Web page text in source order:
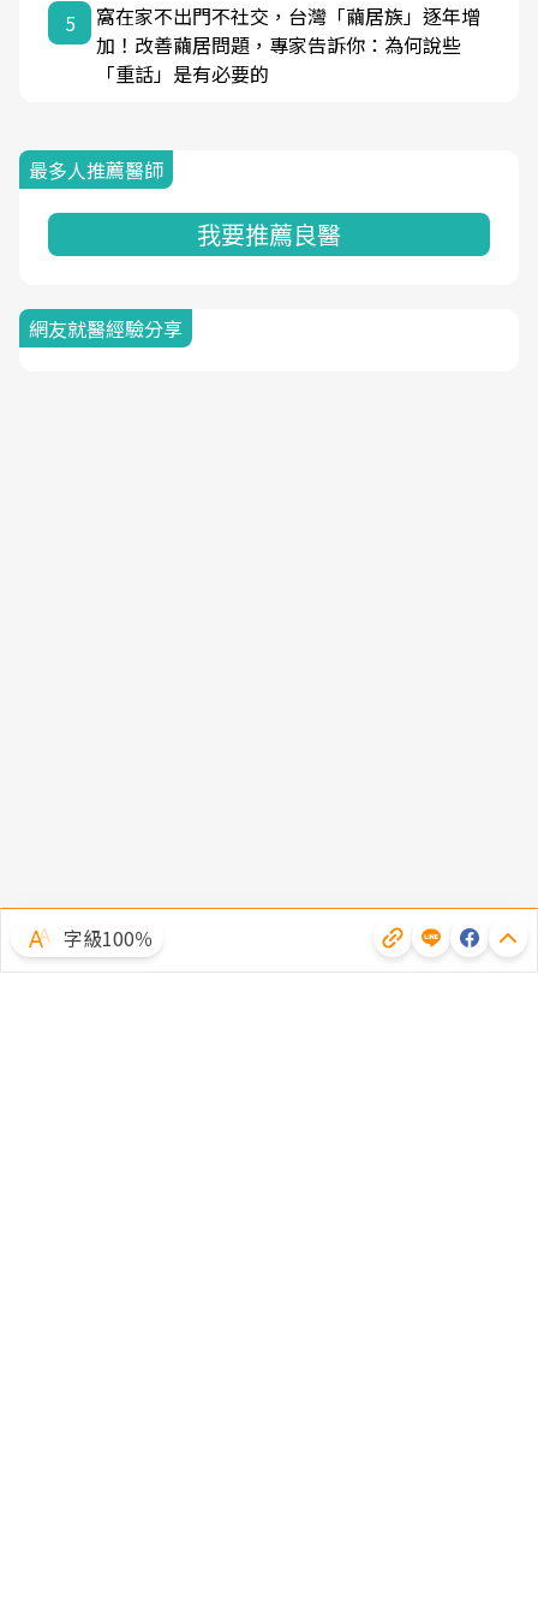
5
窩在家不出門不社交，台灣「繭居族」逐年增
加！改善繭居問題，專家告訴你：為何說些
「重話」是有必要的
最多人推薦醫師
我要推薦良醫
網友就醫經驗分享
字級100％